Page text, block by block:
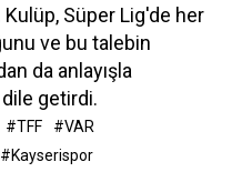
Süper Lig'de her
ve bu talebin
da anlayışla
dile getirdi.
#TFF
#VAR
#Kayserispor